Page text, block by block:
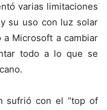
varias limitaciones
su uso con luz solar
Microsoft a cambiar
todo a lo que se
sufrió con el “top of